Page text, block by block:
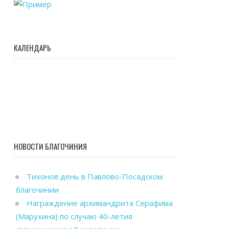
КАЛЕНДАРЬ
НОВОСТИ БЛАГОЧИНИЯ
Тихонов день в Павлово-Посадском
благочинии
Награждение архимандрита Серафима
(Марухина) по случаю 40-летия